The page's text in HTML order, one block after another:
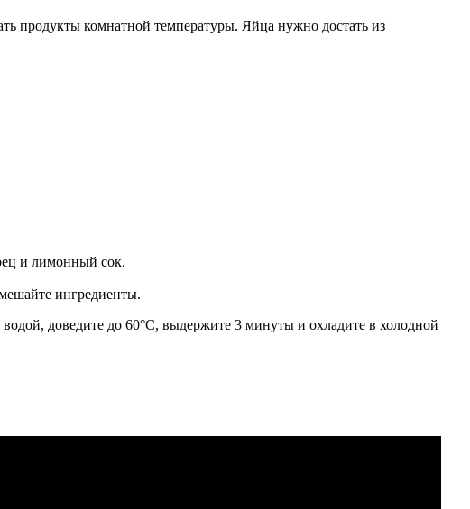
продукты комнатной температуры. Яйца нужно достать из
и лимонный сок.
ингредиенты.
доведите до 60°С, выдержите 3 минуты и охладите в холодной